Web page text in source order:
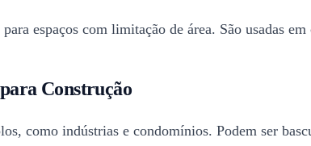
espaços com limitação de área. São usadas
Construção
como indústrias e condomínios. Podem ser